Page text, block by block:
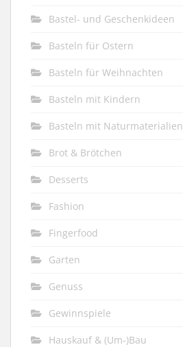
Bastel- und Geschenkideen
Basteln für Ostern
Basteln für Weihnachten
Basteln mit Kindern
Basteln mit Naturmaterialien
Brot & Brötchen
Desserts
Fashion
Fingerfood
Garten
Genuss
Gewinnspiele
Hauskauf & (Um-)Bau